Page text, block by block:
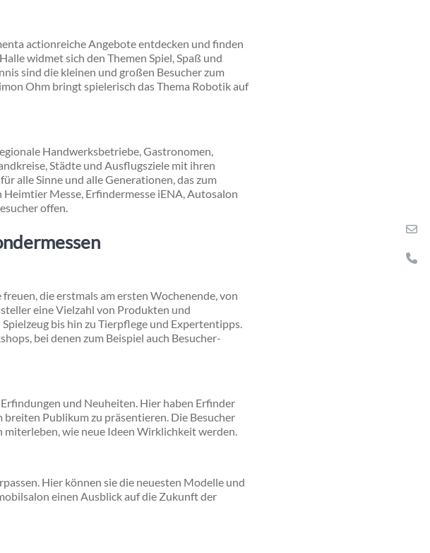
actionreiche Angebote entdecken und finden
widmet sich den Themen Spiel, Spaß und
sind die kleinen und großen Besucher zum
Ohm bringt spielerisch das Thema Robotik auf
Handwerksbetriebe, Gastronomen,
Städte und Ausflugsziele mit ihren
alle Sinne und alle Generationen, das zum
Messe, Erfindermesse iENA, Autosalon
offen.
die erstmals am ersten Wochenende, von
eine Vielzahl von Produkten und
bis hin zu Tierpflege und Expertentipps.
bei denen zum Beispiel auch Besucher-
und Neuheiten. Hier haben Erfinder
Publikum zu präsentieren. Die Besucher
wie neue Ideen Wirklichkeit werden.
Hier können sie die neuesten Modelle und
einen Ausblick auf die Zukunft der